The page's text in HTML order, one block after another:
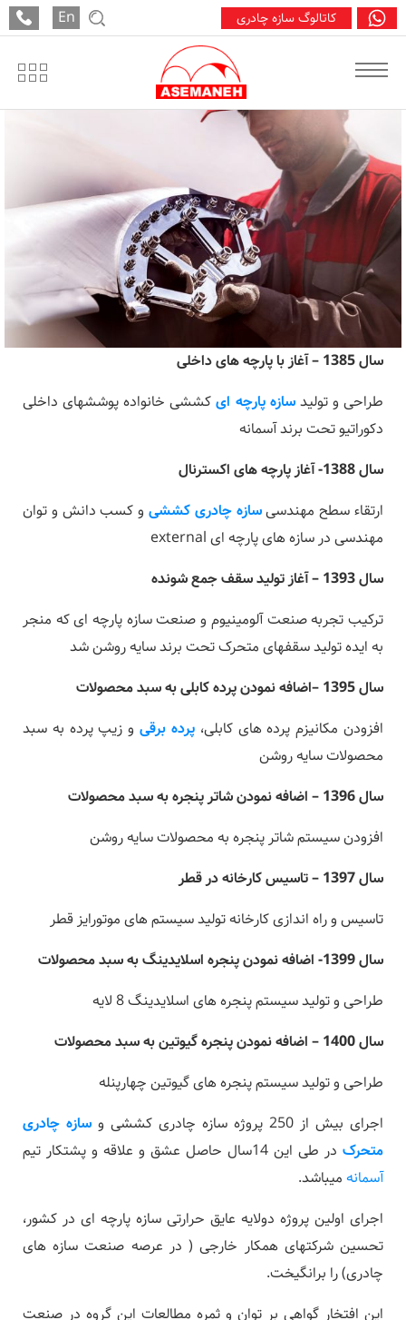
کاتالوگ سازه چادری En درباره آسمانه
سال 1385 – آغاز با پارچه های داخلی
طراحی و تولیدسازه پارچه ایکششی خانواده پوششهای داخلی
دکوراتیو تحت برند آسمانه
سال 1388- آغاز پارچه های اکسترنال
ارتقاء سطح مهندسیسازه چادری کششی و کسب دانش و توان
مهندسی در سازه های پارچه ای external
سال 1393 – آغاز تولید سقف جمع شونده
ترکیب تجربه صنعت آلومینیوم و صنعت سازه پارچه ای که منجر
به ایده تولید سقفهای متحرک تحت برند سایه روشن شد
سال 1395 –اضافه نمودن پرده کابلی به سبد محصولات
افزودن مکانیزم پرده های کابلی،پرده برقیو زیپ پرده به سبد
محصولات سایه روشن
سال 1396 – اضافه نمودن شاتر پنجره به سبد محصولات
افزودن سیستم شاتر پنجره به محصولات سایه روشن
سال 1397 – تاسیس کارخانه در قطر
تاسیس و راه اندازی کارخانه تولید سیستم های موتورایز قطر
سال 1399- اضافه نمودن پنجره اسلایدینگ به سبد محصولات
طراحی و تولید سیستم پنجره های اسلایدینگ 8 لایه
سال 1400 – اضافه نمودن پنجره گیوتین به سبد محصولات
طراحی و تولید سیستم پنجره های گیوتین چهارپنله
اجرای بیش از 250 پروژه سازه چادری کششی و
سازه چادری
متحرک در طی این 14سال حاصل عشق و علاقه و پشتکار تیم
آسمانه میباشد.
اجرای اولین پروژه دولایه عایق حرارتی سازه پارچه ای در کشور،
تحسین شرکتهای همکار خارجی ( در عرصه صنعت سازه های
چادری) را برانگیخت.
این افتخار گواهی بر توان و ثمره مطالعات این گروه در صنعت